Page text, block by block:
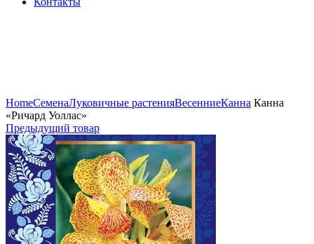
HomeСеменаЛуковичные растенияВесенниеКанна Канна
«Ричард Уоллас»
Предыдущий товар